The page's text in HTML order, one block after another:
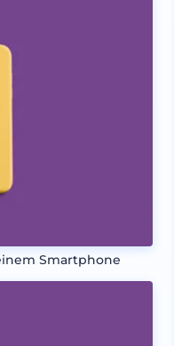
Smartphone